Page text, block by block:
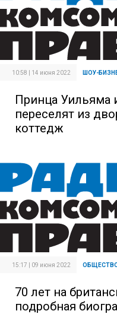
10:58 | 14 июня 2022 ШОУ-
Принца Уильяма
переселят из
коттедж
15:17 | 09 июня 2022
70 лет на
подробная